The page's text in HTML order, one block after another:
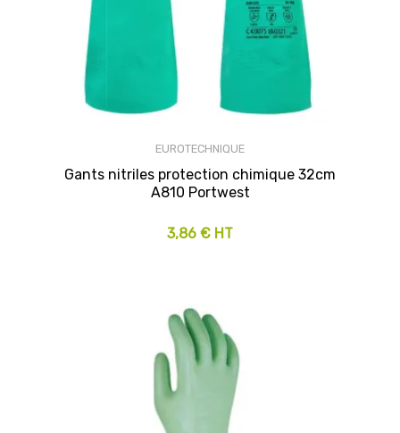
EUROTECHNIQUE
Gants nitriles protection chimique 32cm
A810 Portwest
3,86 € HT